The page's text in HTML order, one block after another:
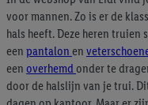
voor mannen. Zo is er de
hals heeft. Deze heren truien
een pantalon en
een overhemd onder te
door de halslijn van je trui.